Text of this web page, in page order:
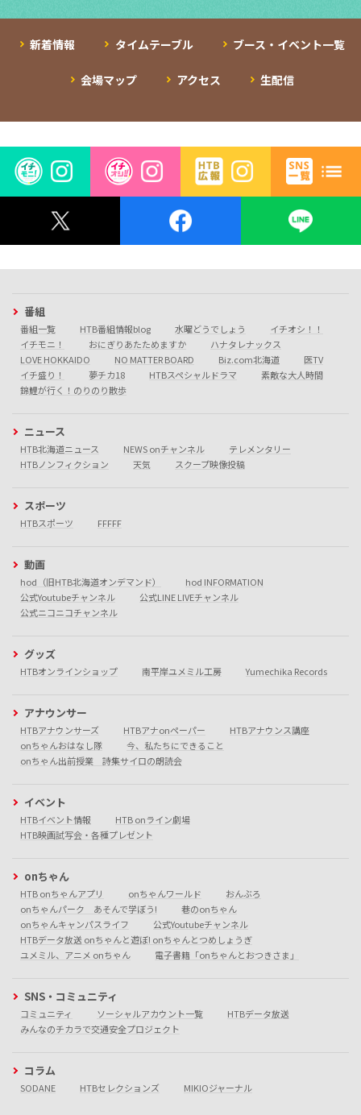
新着情報 タイムテーブル ブース・イベント一覧
会場マップ アクセス 生配信
番組
番組一覧 HTB番組情報blog 水曜どうでしょう
イチオシ！！
イチモニ！
おにぎりあたためますか
ハナタレナックス
LOVE HOKKAIDO
NO MATTER BOARD Biz.com北海道
医TV
イチ盛り！
夢チカ18 HTBスペシャルドラマ
素敵な大人時間
錦鯉が行く！のりのり散歩
ニュース
HTB北海道ニュース NEWS onチャンネル
テレメンタリー
HTBノンフィクション
天気 スクープ映像投稿
スポーツ
HTBスポーツ FFFFF
動画
hod（旧HTB北海道オンデマンド）
hod INFORMATION
公式Youtubeチャンネル
公式LINE LIVEチャンネル
公式ニコニコチャンネル
グッズ
HTBオンラインショップ 南平岸ユメミル工房 Yumechika Records
アナウンサー
HTBアナウンサーズ HTBアナonペーパー
HTBアナウンス講座
onちゃんおはなし隊
今、私たちにできること
onちゃん出前授業 詩集サイロの朗読会
イベント
HTBイベント情報
HTB onライン劇場
HTB映画試写会・各種プレゼント
onちゃん
HTB onちゃんアプリ onちゃんワールド
おんぶろ
onちゃんパーク あそんで学ぼう!
巷のonちゃん
onちゃんキャンパスライフ
公式Youtubeチャンネル
HTBデータ放送 onちゃんと遊ぼ! onちゃんとつめしょうぎ
ユメミル、アニメ onちゃん
電子書籍「onちゃんとおつきさま」
SNS・コミュニティ
コミュニティ ソーシャルアカウント一覧
HTBデータ放送
みんなのチカラで交通安全プロジェクト
コラム
SODANE HTBセレクションズ MIKIOジャーナル